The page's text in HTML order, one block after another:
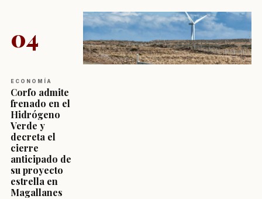
04
ECONOMÍA
Corfo admite
frenado en el
Hidrógeno
Verde y
decreta el
cierre
anticipado de
su proyecto
estrella en
Magallanes